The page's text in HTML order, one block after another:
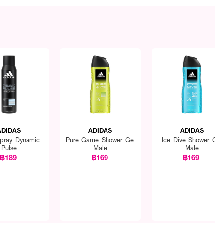
Dynamic
Pulse
฿189
ADIDAS
Pure Game Shower Gel
Male
฿169
ADIDAS
Ice Dive Shower
Male
฿169